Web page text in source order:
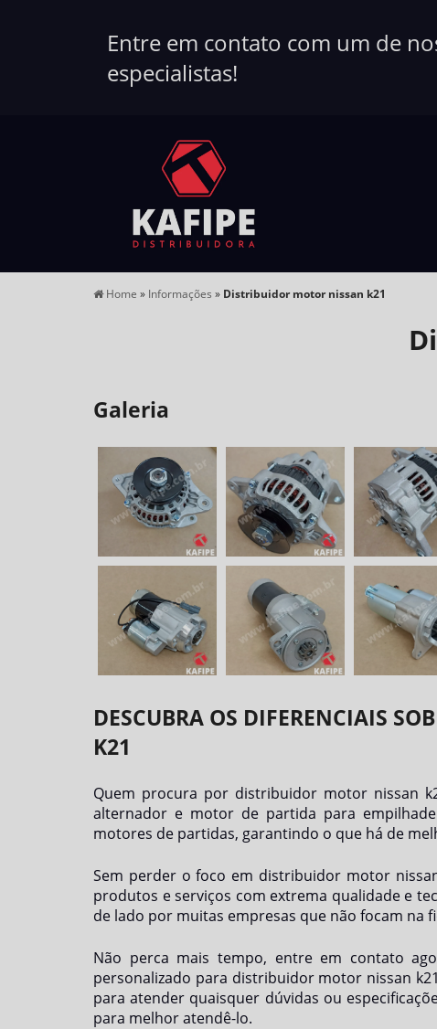
Entre em contato com um de
especialistas!
Home » Informações » Distribuidor motor nissan k21
Galeria
DESCUBRA OS DIFERENCIAIS
K21
Quem procura por distribuidor motor nissan
alternador e motor de partida para
motores de partidas, garantindo o que há de
Sem perder o foco em distribuidor motor
produtos e serviços com extrema qualidade e
de lado por muitas empresas que não focam na
Não perca mais tempo, entre em contato
personalizado para distribuidor motor nissan k21
para atender quaisquer dúvidas ou
para melhor atendê-lo.